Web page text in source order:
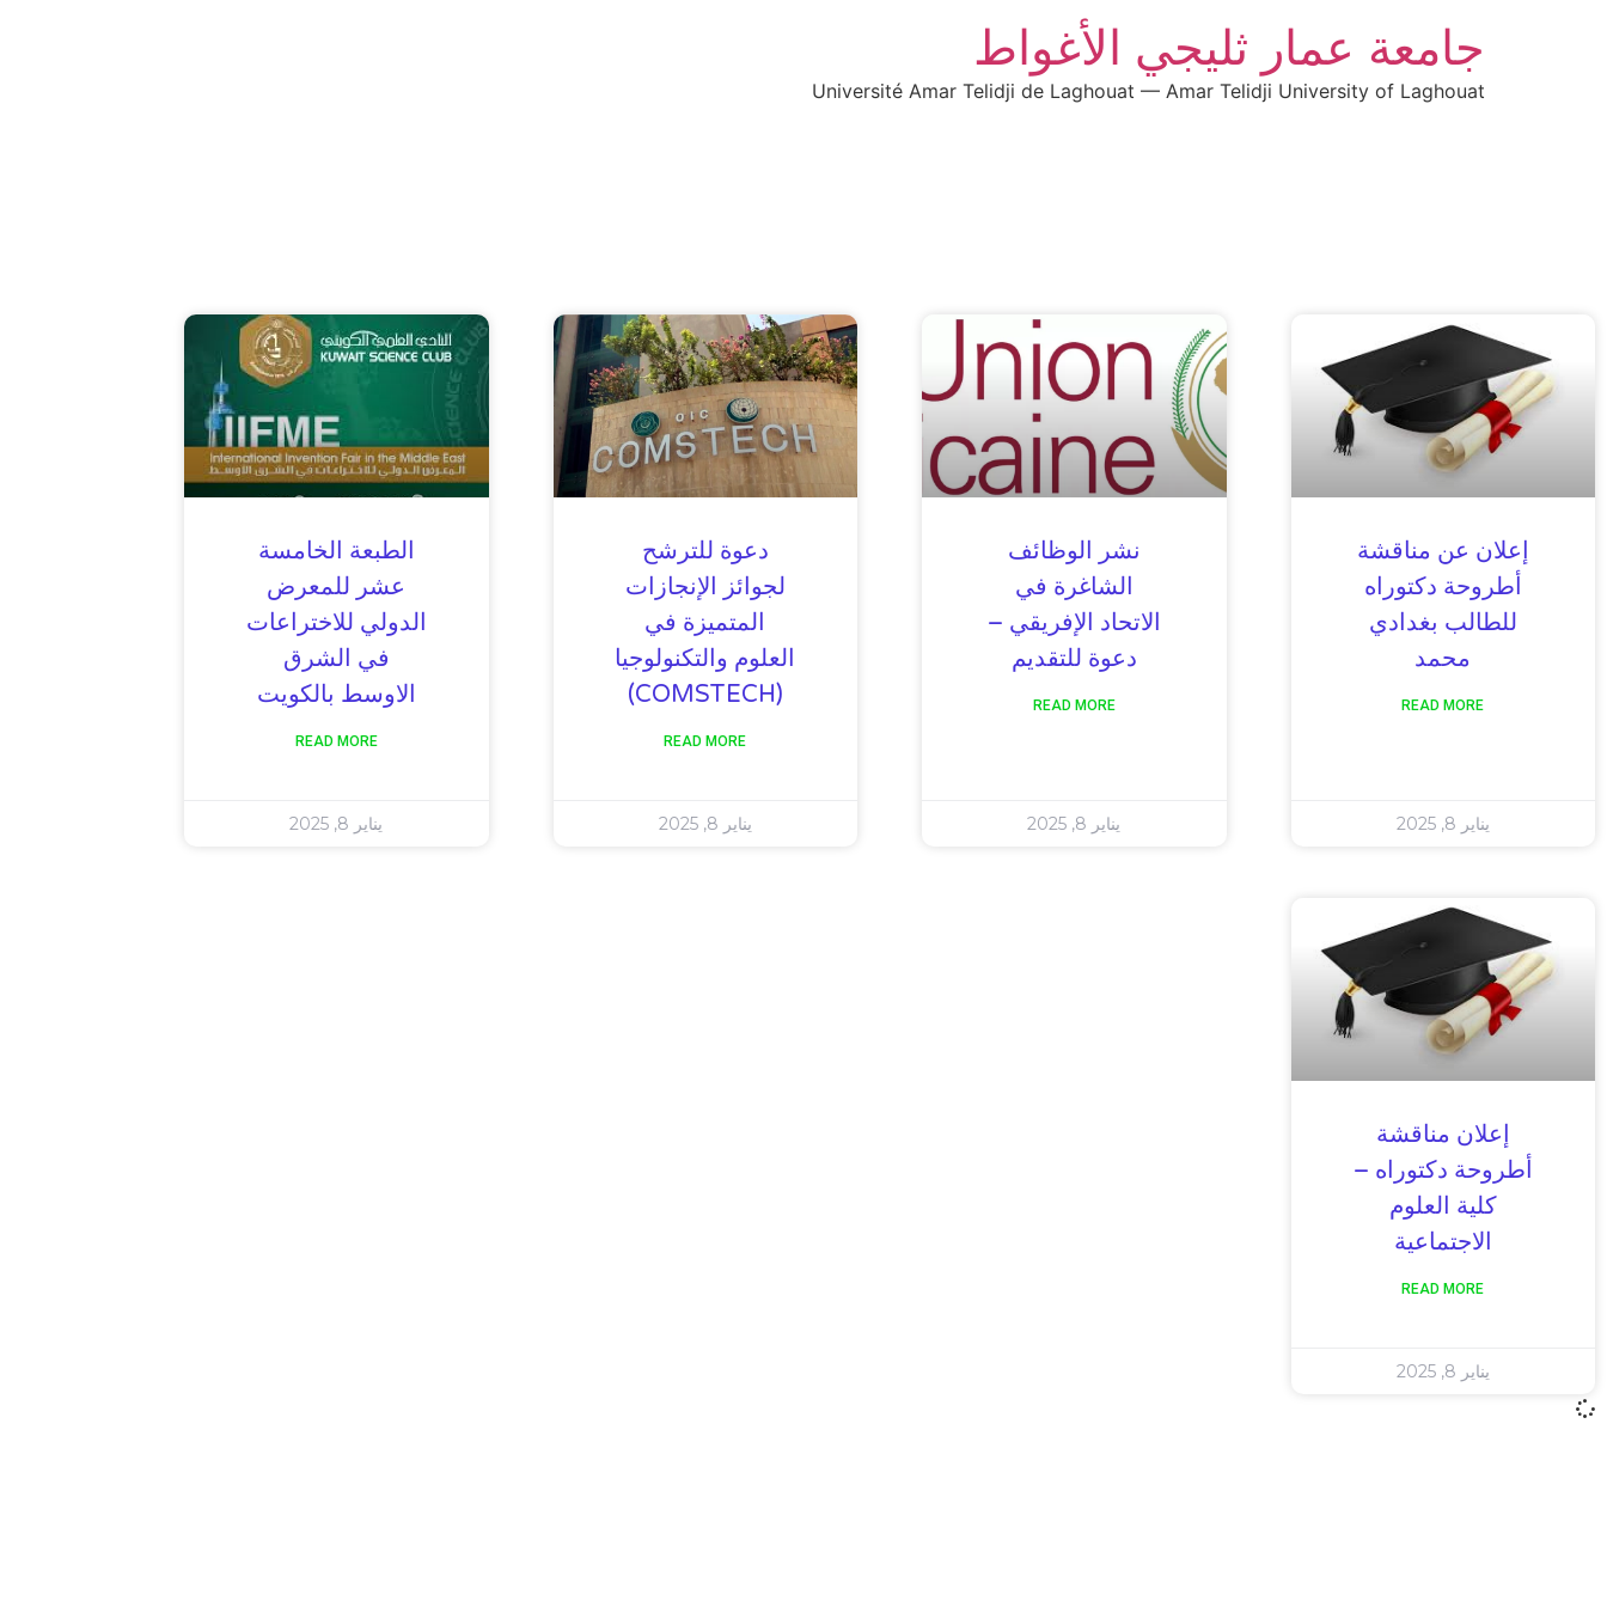
جامعة عمار ثليجي الأغواط
Université Amar Telidji de Laghouat — Amar Telidji University of Laghouat
إعلان عن مناقشة
أطروحة دكتوراه
للطالب بغدادي
محمد
READ MORE
يناير 8, 2025
نشر الوظائف
الشاغرة في
الاتحاد الإفريقي –
دعوة للتقديم
READ MORE
يناير 8, 2025
دعوة للترشح
لجوائز الإنجازات
المتميزة في
العلوم والتكنولوجيا
(COMSTECH)
READ MORE
يناير 8, 2025
الطبعة الخامسة
عشر للمعرض
الدولي للاختراعات
في الشرق
الاوسط بالكويت
READ MORE
يناير 8, 2025
إعلان مناقشة
أطروحة دكتوراه –
كلية العلوم
الاجتماعية
READ MORE
يناير 8, 2025